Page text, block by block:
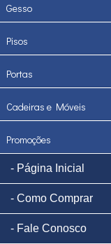
Gesso
Pisos
Portas
Cadeiras e Móveis
Promoções
Página Inicial
Como Comprar
Fale Conosco